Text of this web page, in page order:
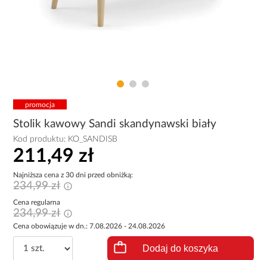
promocja
Stolik kawowy Sandi skandynawski biały
Kod produktu: KO_SANDISB
211,49 zł
Najniższa cena z 30 dni przed obniżką:
234,99 zł
Cena regularna
234,99 zł
Cena obowiązuje w dn.: 7.08.2026 - 24.08.2026
Dodaj do koszyka